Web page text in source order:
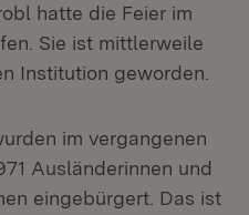
hatte die Feier im
Sie ist mittlerweile
Institution geworden.
im vergangenen
Ausländerinnen und
eingebürgert. Das ist